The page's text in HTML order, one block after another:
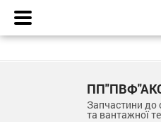
Запчастини до
та вантажної